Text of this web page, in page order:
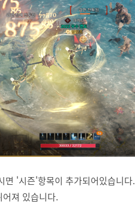
면 '시즌'항목이 추가되어있습니다.
져 있습니다.